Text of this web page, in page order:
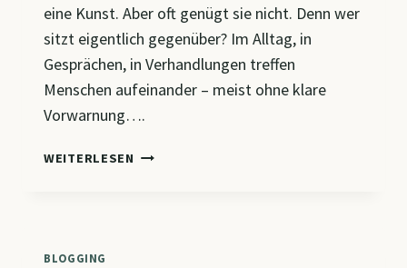
eine Kunst. Aber oft genügt sie nicht. Denn wer
sitzt eigentlich gegenüber? Im Alltag, in
Gesprächen, in Verhandlungen treffen
Menschen aufeinander – meist ohne klare
Vorwarnung….
WEITERLESEN DER
BLOGGING